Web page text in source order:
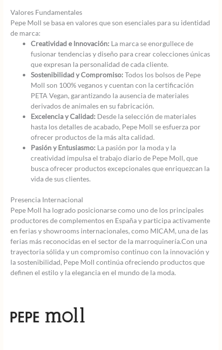
Valores Fundamentales
Pepe Moll se basa en valores que son esenciales para su identidad
de marca:
Creatividad e Innovación: La marca se enorgullece de
fusionar tendencias y diseño para crear colecciones únicas
que expresan la personalidad de cada cliente.
Sostenibilidad y Compromiso: Todos los bolsos de Pepe
Moll son 100% veganos y cuentan con la certificación
PETA Vegan, garantizando la ausencia de materiales
derivados de animales en su fabricación.
Excelencia y Calidad: Desde la selección de materiales
hasta los detalles de acabado, Pepe Moll se esfuerza por
ofrecer productos de la más alta calidad.
Pasión y Entusiasmo: La pasión por la moda y la
creatividad impulsa el trabajo diario de Pepe Moll, que
busca ofrecer productos excepcionales que enriquezcan la
vida de sus clientes.
Presencia Internacional
Pepe Moll ha logrado posicionarse como uno de los principales
productores de complementos en España y participa activamente
en ferias y showrooms internacionales, como MICAM, una de las
ferias más reconocidas en el sector de la marroquinería.Con una
trayectoria sólida y un compromiso continuo con la innovación y
la sostenibilidad, Pepe Moll continúa ofreciendo productos que
definen el estilo y la elegancia en el mundo de la moda.